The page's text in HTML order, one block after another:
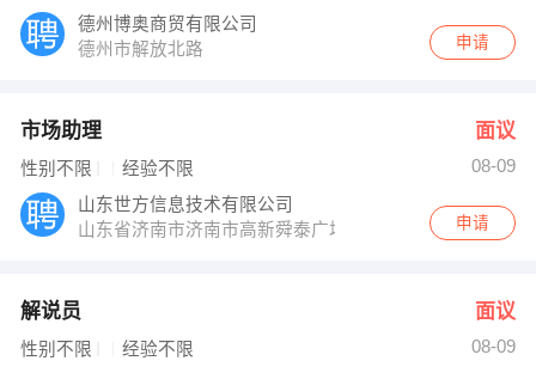
德州博奥商贸有限公司
德州市解放北路
申请
市场助理 面议
性别不限 经验不限
08-09
山东世方信息技术有限公司
山东省济南市济南市高新舜泰广场
申请
解说员 面议
性别不限 经验不限
08-09